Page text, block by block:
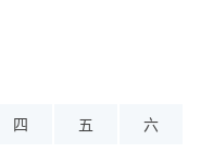
四 五 六